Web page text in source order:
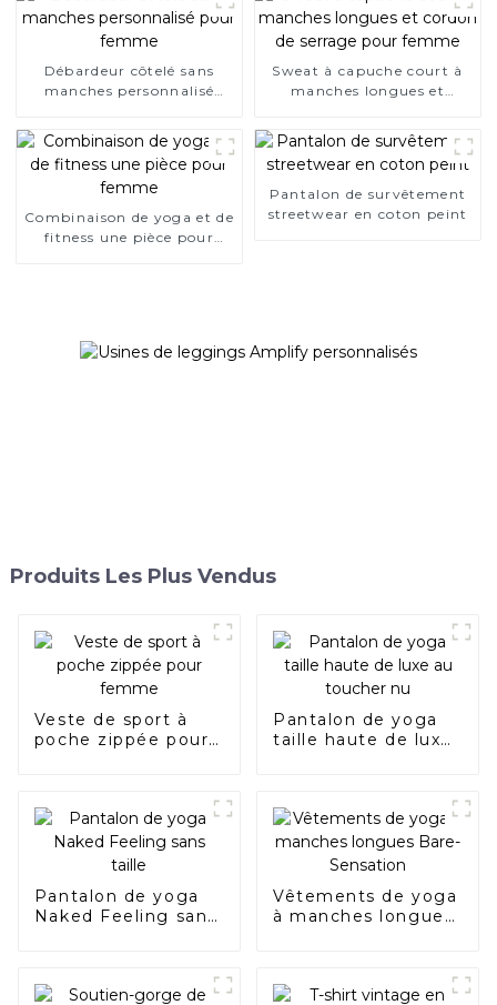
Débardeur côtelé sans
manches personnalisé
Sweat à capuche court à
manches longues et
Combinaison de yoga et de
fitness une pièce pour
Pantalon de survêtement
streetwear en coton peint
Produits Les Plus Vendus
Veste de sport à
poche zippée pour
Pantalon de yoga
taille haute de luxe
Pantalon de yoga
Naked Feeling sans
Vêtements de yoga
à manches longues